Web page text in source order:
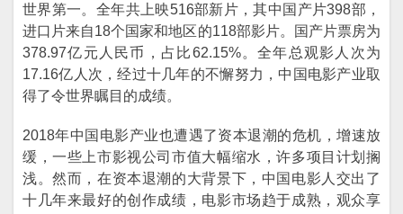
世界第一。全年共上映516部新片，其中国产片398部，
进口片来自18个国家和地区的118部影片。国产片票房为
378.97亿元人民币，占比62.15%。全年总观影人次为
17.16亿人次，经过十几年的不懈努力，中国电影产业取
得了令世界瞩目的成绩。
2018年中国电影产业也遭遇了资本退潮的危机，增速放
缓，一些上市影视公司市值大幅缩水，许多项目计划搁
浅。然而，在资本退潮的大背景下，中国电影人交出了
十几年来最好的创作成绩，电影市场趋于成熟，观众享